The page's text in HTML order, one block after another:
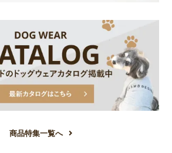
商品特集一覧へ